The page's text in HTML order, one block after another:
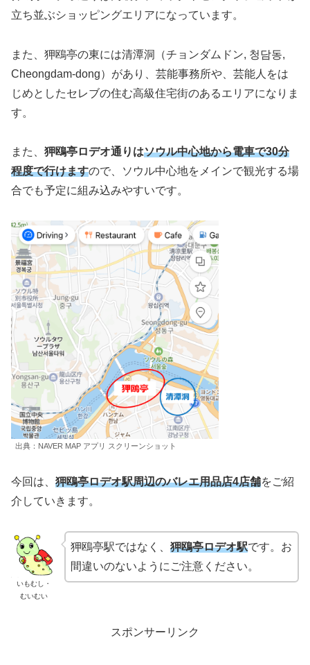
立ち並ぶショッピングエリアになっています。
また、狎鴎亭の東には清潭洞（チョンダムドン, 청담동,
Cheongdam-dong）があり、芸能事務所や、芸能人をは
じめとしたセレブの住む高級住宅街のあるエリアになりま
す。
また、 狎鴎亭ロデオ通りはソウル中心地から電車で30分
程度で行けますので、ソウル中心地をメインで観光する場
合でも予定に組み込みやすいです。
出典：NAVER MAP アプリ スクリーンショット
今回は、 狎鴎亭ロデオ駅周辺のバレエ用品店4店舗をご紹
介していきます。
いもむし・
むいむい
狎鴎亭駅ではなく、 狎鴎亭ロデオ駅です。お
間違いのないようにご注意ください。
スポンサーリンク